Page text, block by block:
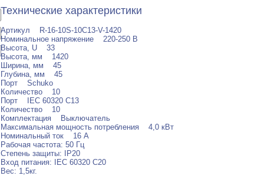
Технические характеристики
Артикул R-16-10S-10C13-V-1420
Номинальное напряжение 220-250 В
Высота, U 33
Высота, мм 1420
Ширина, мм 45
Глубина, мм 45
Порт Schuko
Количество 10
Порт IEC 60320 С13
Количество 10
Комплектация Выключатель
Максимальная мощность потребления 4,0 кВт
Номинальный ток 16 A
Рабочая частота: 50 Гц
Степень защиты: IP20
Вход питания: IEC 60320 C20
Вес: 1,5кг.